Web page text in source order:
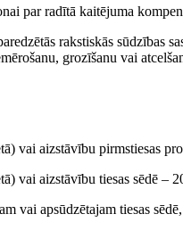
par radītā kaitējuma
rakstiskās sūdzības
grozīšanu vai
vai aizstāvību pirms­tiesas
vai aizstāvību tiesas sēdē –
vai apsūdzētajam tiesas